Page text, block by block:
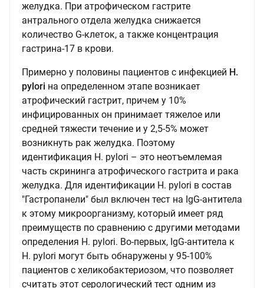
желудка. При атрофическом гастрите
антрального отдела желудка снижается
количество G-клеток, а также концентрация
гастрина-17 в крови.
Примерно у половины пациентов с инфекцией H.
pylori на определенном этапе возникает
атрофический гастрит, причем у 10%
инфицированных он принимает тяжелое или
средней тяжести течение и у 2,5-5% может
возникнуть рак желудка. Поэтому
идентификация H. pylori – это неотъемлемая
часть скрининга атрофического гастрита и рака
желудка. Для идентификации H. pylori в состав
"Гастропанели" был включен тест на IgG-антитела
к этому микроорганизму, который имеет ряд
преимуществ по сравнению с другими методами
определения H. pylori. Во-первых, IgG-антитела к
H. pylori могут быть обнаружены у 95-100%
пациентов с хеликобактериозом, что позволяет
считать этот серологический тест одним из